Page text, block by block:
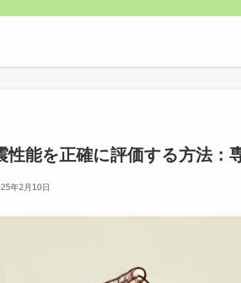
性能を正確に評価する方法：
年2月10日